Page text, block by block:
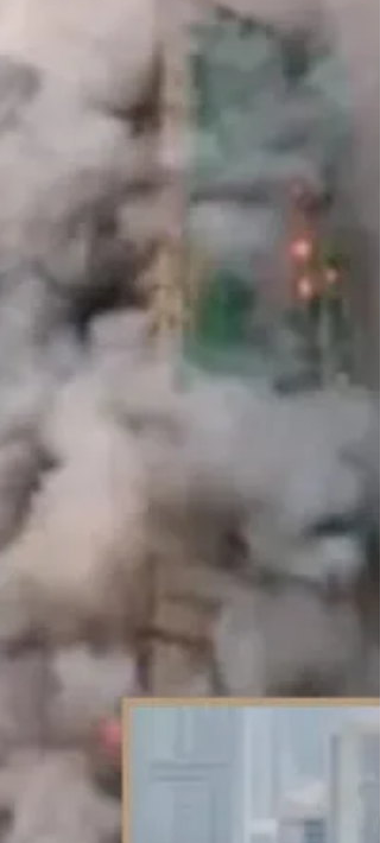
sosial yang dilakukan oleh Kesatuan
Perempuan Pesisir Indonesia (KPPI)
Timur, warga di wilayah pesisir selatan har